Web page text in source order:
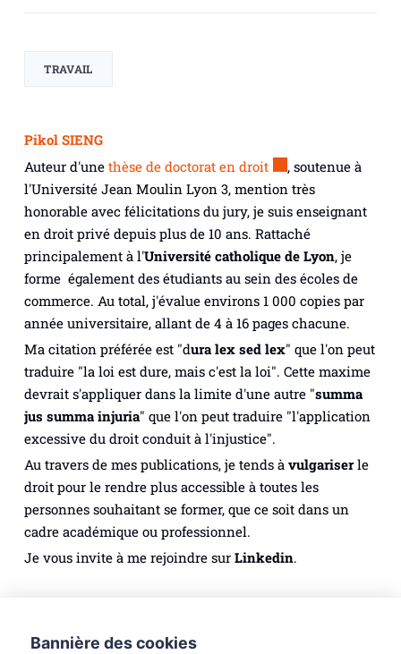
TRAVAIL
Pikol SIENG
Auteur d'unethèse de doctorat en droit
, soutenue à
l'Université Jean Moulin Lyon 3, mention très
honorable avec félicitations du jury, je suis enseignant
en droit privé depuis plus de 10 ans. Rattaché
principalement à l'Université catholique de Lyon, je
forme également des étudiants au sein des écoles de
commerce. Au total, j'évalue environs 1 000 copies par
année universitaire, allant de 4 à 16 pages chacune.
Ma citation préférée est "dura lex sed lex" que l'on peut
traduire "la loi est dure, mais c'est la loi". Cette maxime
devrait s'appliquer dans la limite d'une autre "summa
jus summa injuria" que l'on peut traduire "l'application
excessive du droit conduit à l'injustice".
Au travers de mes publications, je tends à vulgariserle
droit pour le rendre plus accessible à toutes les
personnes souhaitant se former, que ce soit dans un
cadre académique ou professionnel.
Je vous invite à me rejoindre sur Linkedin.
Droit des personnes
Bannière des cookies